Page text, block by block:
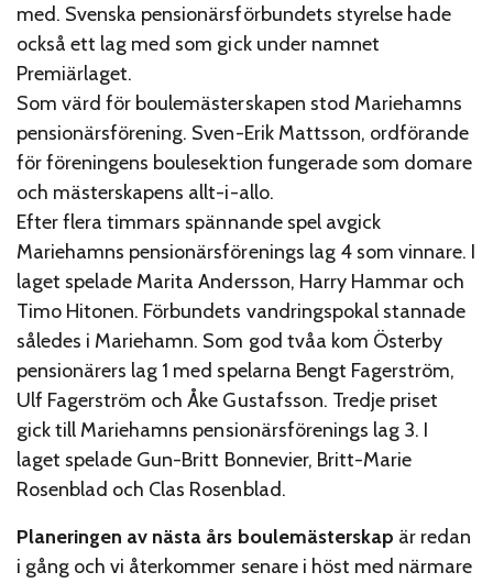
med. Svenska pensionärsförbundets styrelse hade
också ett lag med som gick under namnet
Premiärlaget.
Som värd för boulemästerskapen stod Mariehamns
pensionärsförening. Sven-Erik Mattsson, ordförande
för föreningens boulesektion fungerade som domare
och mästerskapens allt-i-allo.
Efter flera timmars spännande spel avgick
Mariehamns pensionärsförenings lag 4 som vinnare. I
laget spelade Marita Andersson, Harry Hammar och
Timo Hitonen. Förbundets vandringspokal stannade
således i Mariehamn. Som god tvåa kom Österby
pensionärers lag 1 med spelarna Bengt Fagerström,
Ulf Fagerström och Åke Gustafsson. Tredje priset
gick till Mariehamns pensionärsförenings lag 3. I
laget spelade Gun-Britt Bonnevier, Britt-Marie
Rosenblad och Clas Rosenblad.
Planeringen av nästa års boulemästerskap är redan
i gång och vi återkommer senare i höst med närmare